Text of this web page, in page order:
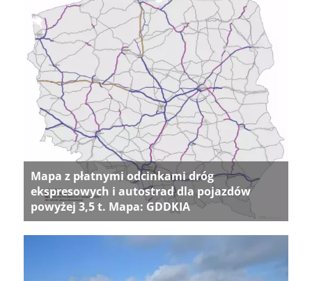
Mapa z płatnymi odcinkami dróg
ekspresowych i autostrad dla pojazdów
powyżej 3,5 t. Mapa: GDDKIA